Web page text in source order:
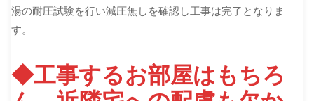
湯の耐圧試験を行い減圧無しを確認し工事は完了となりま
す。
◆工事するお部屋はもちろ